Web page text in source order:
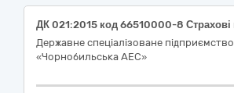
Державне спеціалізоване підприємство
«Чорнобильська АЕС»